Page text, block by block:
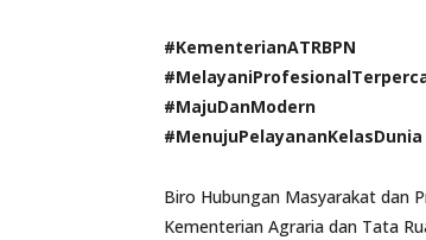
#KementerianATRBPN
#MajuDanModern
#MenujuPelayananKelasDunia
Biro Hubungan Masyarakat dan
Kementerian Agraria dan Tata